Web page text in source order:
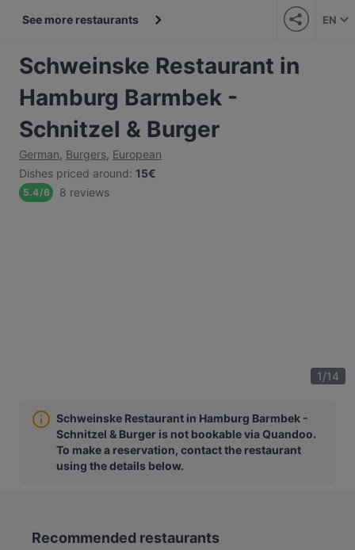
See more restaurants EN
Schweinske Restaurant in
Hamburg Barmbek -
Schnitzel & Burger
German, Burgers, European
Dishes priced around: 15€
5.4/6 8 reviews
1/14
Schweinske Restaurant in Hamburg Barmbek -
Schnitzel & Burger is not bookable via Quandoo.
To make a reservation, contact the restaurant
using the details below.
Recommended restaurants